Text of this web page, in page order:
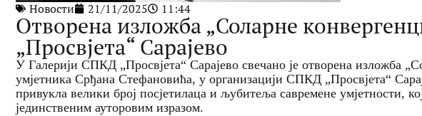
Новости 21/11/2025 11:44
Отворена изложба „Соларне
„Просвјета“ Сарајево
У Галерији СПКД „Просвјета“ Сарајево свечано је отворена изложба
умјетника Срђана Стефановића, у организацији СПКД „Просвјета“
привукла велики број посјетилаца и љубитеља савремене умјетности,
јединственим ауторовим изразом.